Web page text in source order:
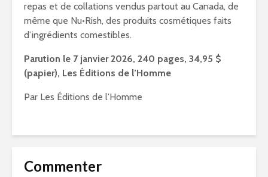
repas et de collations vendus partout au Canada, de
même que Nu•Rish, des produits cosmétiques faits
d’ingrédients comestibles.
Parution le 7 janvier 2026, 240 pages, 34,95 $
(papier), Les Éditions de l’Homme
Par Les Éditions de l’Homme
Commenter